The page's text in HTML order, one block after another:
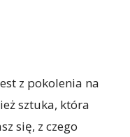
z pokolenia na
sztuka, która
się, z czego